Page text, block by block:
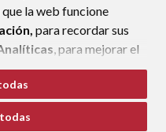
la web funcione
para recordar sus
, para mejorar el
todas”
Si pulsa el botón